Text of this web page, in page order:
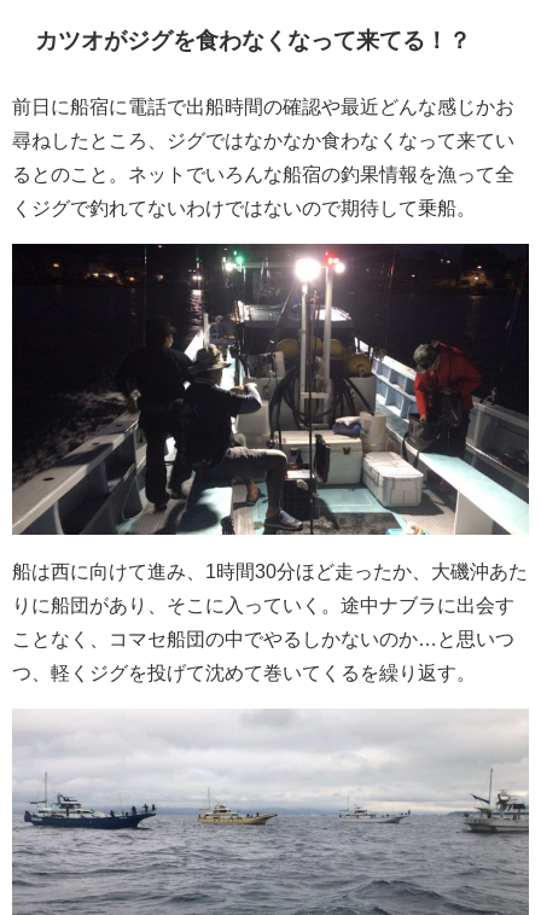
カツオがジグを食わなくなって来てる！？
前日に船宿に電話で出船時間の確認や最近どんな感じかお
尋ねしたところ、ジグではなかなか食わなくなって来てい
るとのこと。ネットでいろんな船宿の釣果情報を漁って全
くジグで釣れてないわけではないので期待して乗船。
船は西に向けて進み、1時間30分ほど走ったか、大磯沖あた
りに船団があり、そこに入っていく。途中ナブラに出会す
ことなく、コマセ船団の中でやるしかないのか…と思いつ
つ、軽くジグを投げて沈めて巻いてくるを繰り返す。